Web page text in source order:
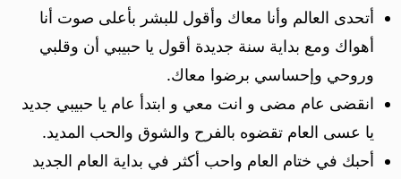
أتحدى العالم وأنا معاك وأقول للبشر بأعلى صوت أنا
أهواك ومع بداية سنة جديدة أقول يا حبيبي أن وقلبي
وروحي وإحساسي برضوا معاك.
انقضى عام مضى و انت معي و ابتدأ عام يا حبيبي جديد
يا عسى العام تقضوه بالفرح والشوق والحب المديد.
أحبك في ختام العام واحب أكثر في بداية العام الجديد